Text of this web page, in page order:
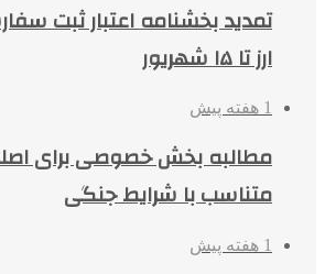
تمدید بخشنامه اعتبار ثبت
ارز تا ۱۵ شهریور
1 هفته پیش
مطالبه بخش خصوصی برای
متناسب با شرایط جنگی
1 هفته پیش